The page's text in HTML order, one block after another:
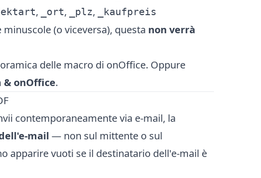
, _ort, _plz, _kaufpreis
(o viceversa), questa non verrà
delle macro di onOffice. Oppure
onOffice.
contemporaneamente via e-mail, la
mail — non sul mittente o sul
apparire vuoti se il destinatario dell'e-mail è